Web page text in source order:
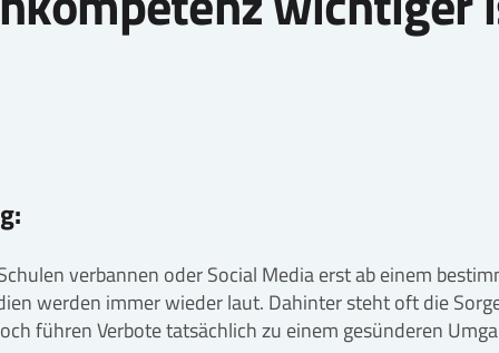
verbannen oder Social Media erst ab einem
werden immer wieder laut. Dahinter steht oft die
führen Verbote tatsächlich zu einem gesünderen